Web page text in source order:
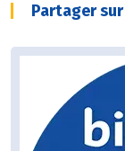
Partager sur